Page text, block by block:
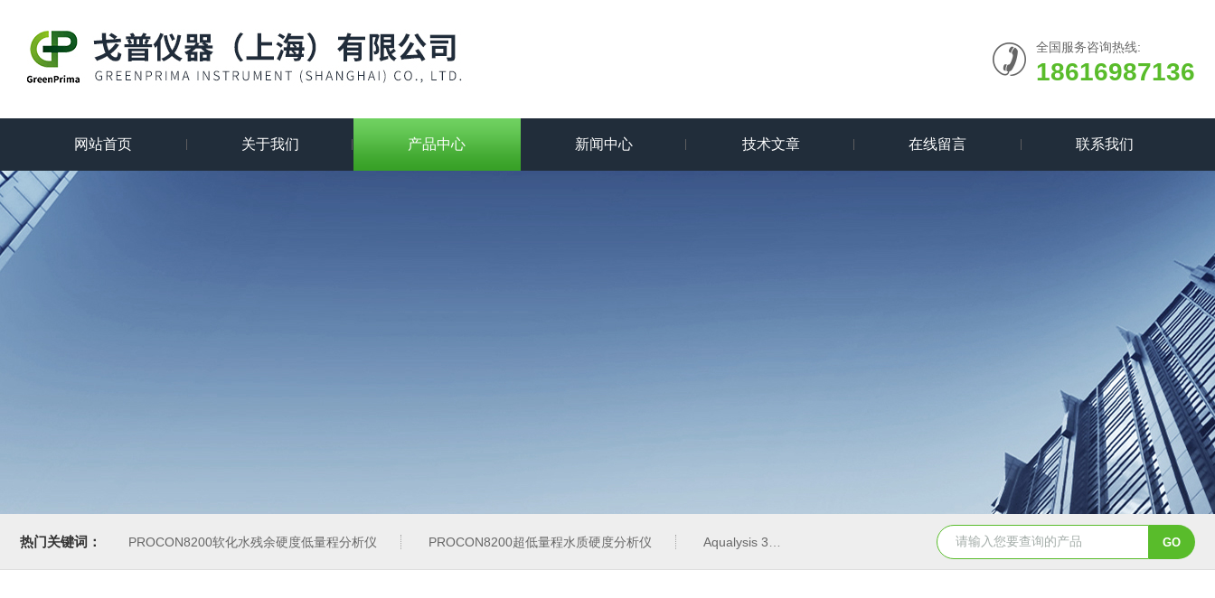
全国服务咨询热线:
18616987136
网站首页 关于我们 产品中心 新闻中心 技术文章 在线留言 联系我们
热门关键词： PROCON8200软化水残余硬度低量程分析仪 PROCON8200超低量程水质硬度分析仪 Aqualysis 300饮用水管网在线余氯总氯分析仪 Aqualysis 300自来水消毒检测余氯/